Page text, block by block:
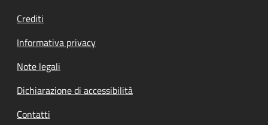
Crediti
Informativa privacy
Note legali
Dichiarazione di accessibilità
Contatti